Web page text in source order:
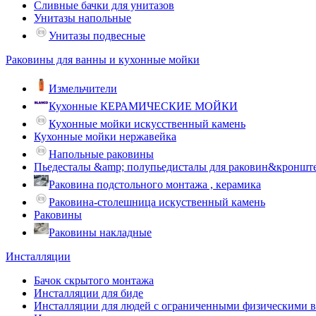
Сливные бачки для унитазов
Унитазы напольные
Унитазы подвесные
Раковины для ванны и кухонные мойки
Измельчители
Кухонные КЕРАМИЧЕСКИЕ МОЙКИ
Кухонные мойки искусственный камень
Кухонные мойки нержавейка
Напольные раковины
Пьедесталы &amp; полупьедисталы для
Раковина подстольного монтажа , керамика
Раковина-столешница искуственный камень
Раковины
Раковины накладные
Инсталляции
Бачок скрытого монтажа
Инсталляции для биде
Инсталляции для людей с ограниченными физическими